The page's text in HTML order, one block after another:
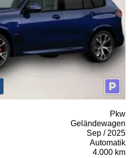
Pkw
Geländewagen
Sep / 2025
Automatik
4.000 km